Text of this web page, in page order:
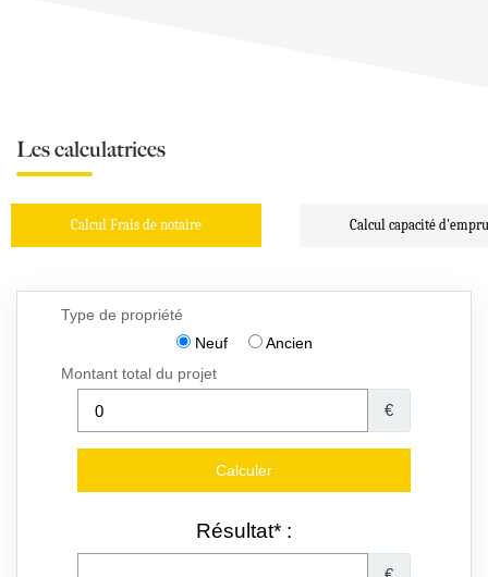
Les calculatrices
Calcul Frais de notaire Calcul capacité